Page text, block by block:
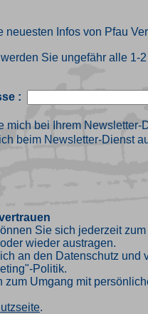
neuesten Infos von Pfau
Sie ungefähr alle 1-
:
mich bei Ihrem Newsletter-
beim Newsletter-Dienst
Sie sich jederzeit
wieder austragen.
an den Datenschutz und
Politik.
zum Umgang mit
.